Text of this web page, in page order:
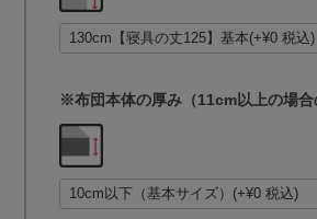
須
)
※布団本体の厚み（11cm以上の場合